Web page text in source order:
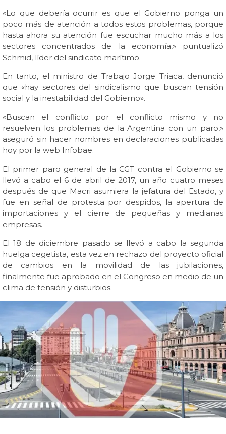
«Lo que debería ocurrir es que el Gobierno ponga un
poco más de atención a todos estos problemas, porque
hasta ahora su atención fue escuchar mucho más a los
sectores concentrados de la economía,» puntualizó
Schmid, líder del sindicato marítimo.
En tanto, el ministro de Trabajo Jorge Triaca, denunció
que «hay sectores del sindicalismo que buscan tensión
social y la inestabilidad del Gobierno».
«Buscan el conflicto por el conflicto mismo y no
resuelven los problemas de la Argentina con un paro,»
aseguró sin hacer nombres en declaraciones publicadas
hoy por la web Infobae.
El primer paro general de la CGT contra el Gobierno se
llevó a cabo el 6 de abril de 2017, un año cuatro meses
después de que Macri asumiera la jefatura del Estado, y
fue en señal de protesta por despidos, la apertura de
importaciones y el cierre de pequeñas y medianas
empresas.
El 18 de diciembre pasado se llevó a cabo la segunda
huelga cegetista, esta vez en rechazo del proyecto oficial
de cambios en la movilidad de las jubilaciones,
finalmente fue aprobado en el Congreso en medio de un
clima de tensión y disturbios.